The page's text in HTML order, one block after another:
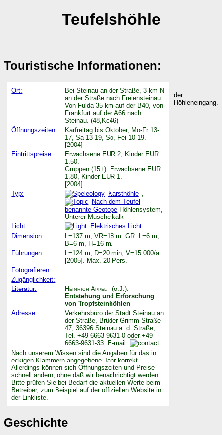
Teufelshöhle
Touristische Informationen:
der
Höhleneingang.
Ort:
Bei Steinau an der Straße, 3 km N
an der Straße nach Freiensteinau.
Von Fulda 35 km auf der B40, von
Frankfurt auf der A66 nach
Steinau. (48,Kc46)
Öffnungszeiten:
Karfreitag bis Oktober, Mo-Fr 13-
17, Sa 13-19, So, Fei 10-19.
[2004]
Eintrittspreise:
Erwachsene EUR 2, Kinder EUR
1.50.
Gruppen (15+): Erwachsene EUR
1.80, Kinder EUR 1.
[2004]
Typ:
Karsthöhle
Nach dem Teufel
benannte Geotope Höhlensystem,
Unterer Muschelkalk
Licht:
Elektrisches Licht
Dimension:
L=137 m, VR=18 m. GR: L=6 m,
B=6 m, H=16 m.
Führungen:
L=124 m, D=20 min, V=15.000/a
[2005]. Max. 20 Pers.
Fotografieren:
Zugänglichkeit:
Literatur:
Heinrich Appel
(o.J.):
Entstehung und Erforschung
von Tropfsteinhöhlen
Adresse:
Verkehrsbüro der Stadt Steinau an
der Straße, Brüder Grimm Straße
47, 36396 Steinau a. d. Straße,
Tel. +49-6663-9631-0 oder +49-
6663-9631-33. E-mail:
Nach unserem Wissen sind die Angaben für das in
eckigen Klammern angegebene Jahr korrekt.
Allerdings können sich Öffnungszeiten und Preise
schnell ändern, ohne daß wir benachrichtigt werden.
Bitte prüfen Sie bei Bedarf die aktuellen Werte beim
Betreiber, zum Beispiel auf der offiziellen Website in
der Linkliste.
Geschichte